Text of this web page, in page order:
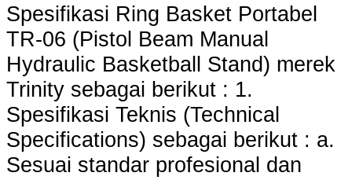
Spesifikasi Ring Basket Portabel
TR-06 (Pistol Beam Manual
Hydraulic Basketball Stand) merek
Trinity sebagai berikut : 1.
Spesifikasi Teknis (Technical
Specifications) sebagai berikut : a.
Sesuai standar profesional dan